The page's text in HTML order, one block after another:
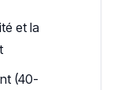
et la
(40-